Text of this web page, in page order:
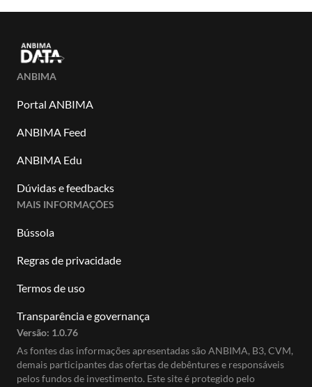
ANBIMA
Portal ANBIMA
ANBIMA Feed
ANBIMA Edu
Dúvidas e feedbacks
MAIS INFORMAÇÕES
Bússola
Regras de privacidade
Termos de uso
Transparência e governança
Versão: 1.0.76
As fontes das informações apresentadas são ANBIMA, B3, CVM,
demais participantes das ofertas de debêntures e responsáveis
pelos fundos de investimento. Este site é protegido pelo